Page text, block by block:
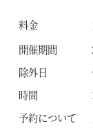
料金
開催期間
除外日
時間
予約について